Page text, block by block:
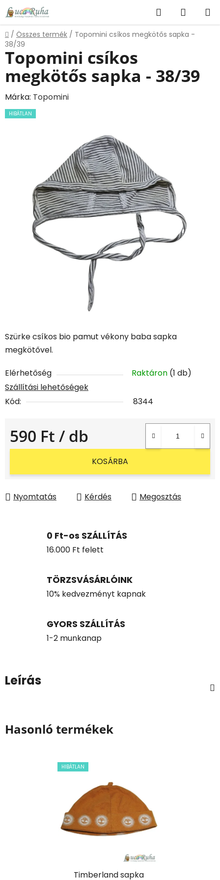
Ugrás
fő
tartalomhoz
KeresésKOSÁR
Kezdőlap
/ Összes termék / Topomini csíkos megkötős sapka -
38/39
Szürke csíkos bio pamut vékony baba sapka
megkötővel.
Elérhetőség Raktáron (1 db)
Szállítási lehetőségek
Kód:
8344
590 Ft / db
Egységár:
KOSÁRBA
Nyomtatás Kérdés Megosztás
Topomini csíkos
megkötős sapka - 38/39
Márka: Topomini
HIBÁTLAN
0 Ft-os SZÁLLÍTÁS
16.000 Ft felett
TÖRZSVÁSÁRLÓINK
10% kedvezményt kapnak
GYORS SZÁLLÍTÁS
1-2 munkanap
Leírás
Hasonló termékek
HIBÁTLAN
Timberland sapka